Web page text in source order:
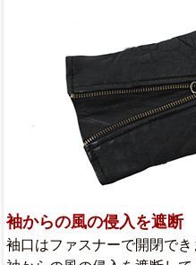
袖からの風の侵入を遮断
袖口はファスナーで開閉でき